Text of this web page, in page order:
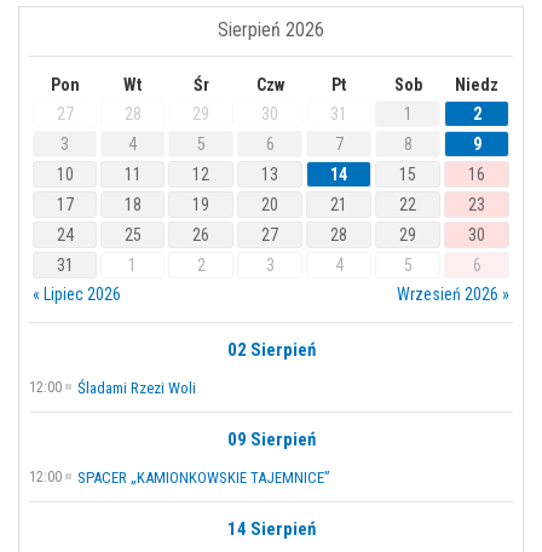
Sierpień 2026
Pon Wt Śr Czw Pt Sob
Niedz
27
28 29 30 31 1
2
3
4 5 6 7 8
9
10
11 12 13 14 15
16
17
18 19 20 21 22
23
24
25 26 27 28 29
30
31
1 2 3 4 5
6
« Lipiec 2026
Wrzesień 2026 »
02 Sierpień
12:00 Śladami Rzezi Woli
09 Sierpień
12:00 SPACER „KAMIONKOWSKIE TAJEMNICE”
14 Sierpień